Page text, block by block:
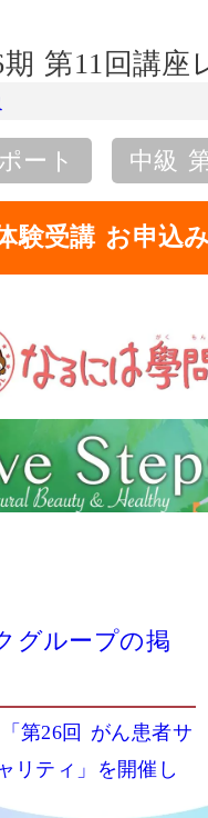
第11回講座
ート 中級
験受講 お申込み
グループの掲
「第26回 がん患者サ
リティ」を開催し